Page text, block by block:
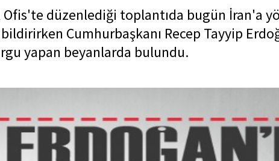
Ofis'te düzenlediği toplantıda bugün İran'a
Cumhurbaşkanı Recep Tayyip
yapan beyanlarda bulundu.